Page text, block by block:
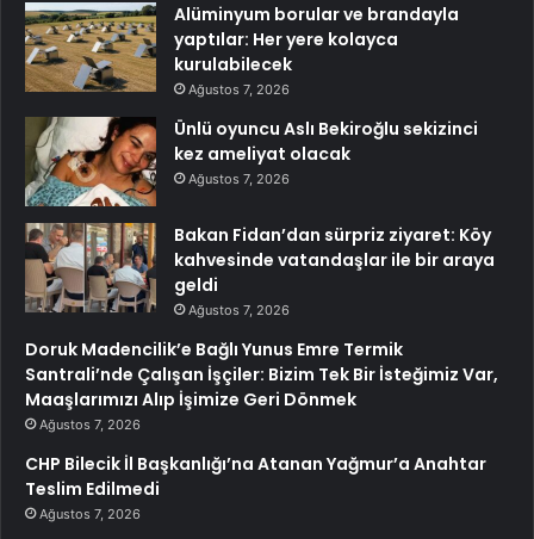
Alüminyum borular ve brandayla
yaptılar: Her yere kolayca
kurulabilecek
Ağustos 7, 2026
Ünlü oyuncu Aslı Bekiroğlu sekizinci
kez ameliyat olacak
Ağustos 7, 2026
Bakan Fidan’dan sürpriz ziyaret: Köy
kahvesinde vatandaşlar ile bir araya
geldi
Ağustos 7, 2026
Doruk Madencilik’e Bağlı Yunus Emre Termik
Santrali’nde Çalışan İşçiler: Bizim Tek Bir İsteğimiz Var,
Maaşlarımızı Alıp İşimize Geri Dönmek
Ağustos 7, 2026
CHP Bilecik İl Başkanlığı’na Atanan Yağmur’a Anahtar
Teslim Edilmedi
Ağustos 7, 2026